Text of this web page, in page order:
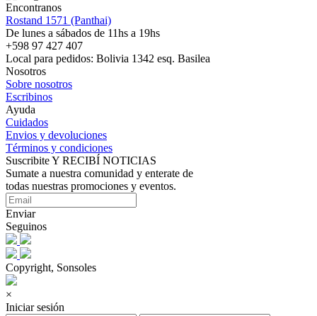
Encontranos
Rostand 1571 (Panthai)
De lunes a sábados de 11hs a 19hs
+598 97 427 407
Local para pedidos: Bolivia 1342 esq. Basilea
Nosotros
Sobre nosotros
Escribinos
Ayuda
Cuidados
Envios y devoluciones
Términos y condiciones
Suscribite Y RECIBÍ NOTICIAS
Sumate a nuestra comunidad y enterate de
todas nuestras promociones y eventos.
Enviar
Seguinos
Copyright, Sonsoles
×
Iniciar sesión